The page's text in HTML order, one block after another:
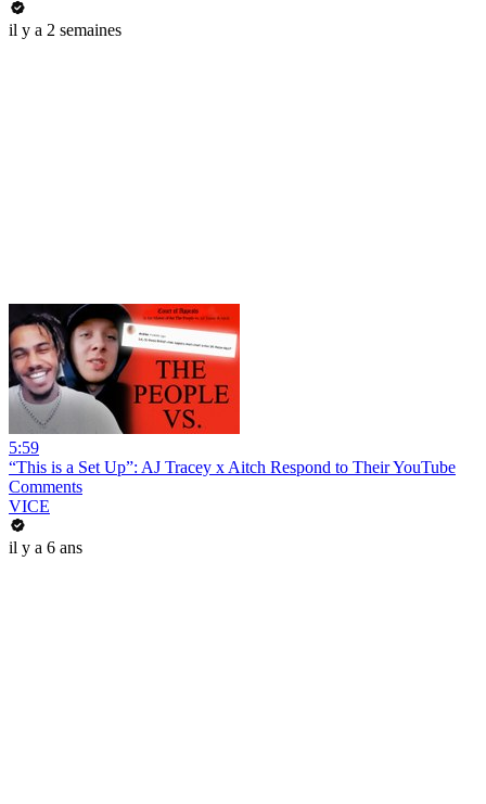
il y a 2 semaines
5:59
“This is a Set Up”: AJ Tracey x Aitch Respond to Their YouTube
Comments
VICE
il y a 6 ans